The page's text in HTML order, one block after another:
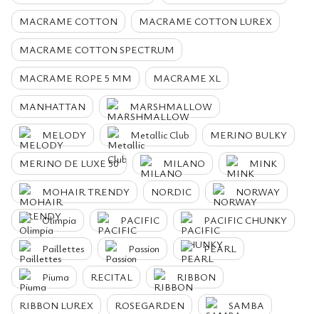
MACRAME COTTON MACRAME COTTON LUREX
MACRAME COTTON SPECTRUM
MACRAME ROPE 5 MM MACRAME XL
MANHATTAN MARSHMALLOW
MELODY Metallic Club MERINO BULKY
MERINO DE LUXE 50 MILANO MINK
MOHAIR TRENDY NORDIC NORWAY
Olimpia PACIFIC PACIFIC CHUNKY
Paillettes Passion PEARL
Piuma RECITAL RIBBON
RIBBON LUREX ROSEGARDEN SAMBA